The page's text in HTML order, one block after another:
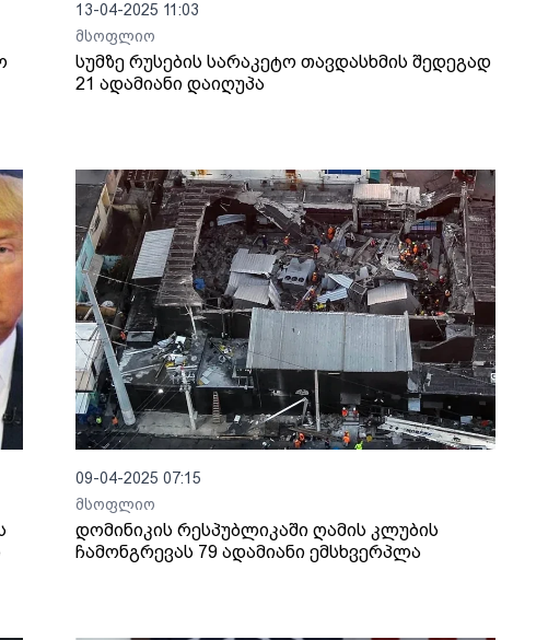
13-04-2025 11:03
მსოფლიო
სუმზე რუსების სარაკეტო თავდასხმის შედეგად
21 ადამიანი დაიღუპა
09-04-2025 07:15
მსოფლიო
დომინიკის რესპუბლიკაში ღამის კლუბის
ჩამონგრევას 79 ადამიანი ემსხვერპლა